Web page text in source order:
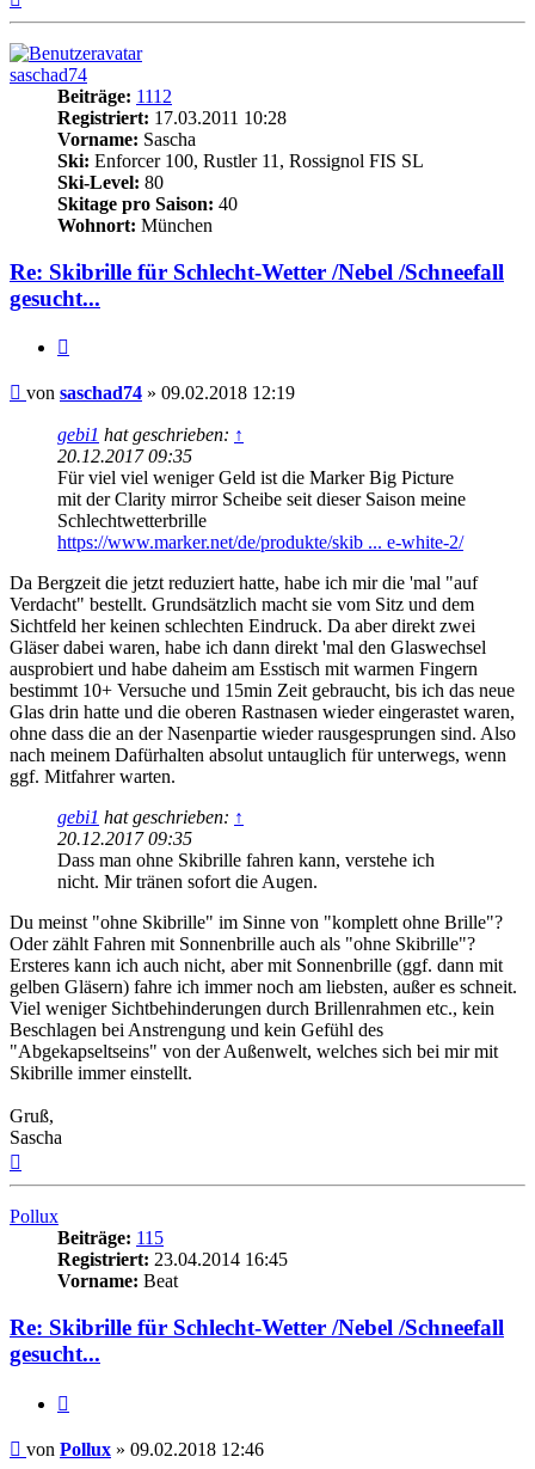
saschad74
Beiträge: 1112
Registriert: 17.03.2011 10:28
Vorname: Sascha
Ski: Enforcer 100, Rustler 11, Rossignol FIS SL
Ski-Level: 80
Skitage pro Saison: 40
Wohnort: München
Re: Skibrille für Schlecht-Wetter /Nebel /Schneefall
gesucht...
Beitrag
von saschad74 » 09.02.2018 12:19
gebi1 hat geschrieben: ↑
20.12.2017 09:35
Für viel viel weniger Geld ist die Marker Big Picture
mit der Clarity mirror Scheibe seit dieser Saison meine
Schlechtwetterbrille
https://www.marker.net/de/produkte/skib ... e-white-2/
Da Bergzeit die jetzt reduziert hatte, habe ich mir die 'mal "auf
Verdacht" bestellt. Grundsätzlich macht sie vom Sitz und dem
Sichtfeld her keinen schlechten Eindruck. Da aber direkt zwei
Gläser dabei waren, habe ich dann direkt 'mal den Glaswechsel
ausprobiert und habe daheim am Esstisch mit warmen Fingern
bestimmt 10+ Versuche und 15min Zeit gebraucht, bis ich das neue
Glas drin hatte und die oberen Rastnasen wieder eingerastet waren,
ohne dass die an der Nasenpartie wieder rausgesprungen sind. Also
nach meinem Dafürhalten absolut untauglich für unterwegs, wenn
ggf. Mitfahrer warten.
gebi1 hat geschrieben: ↑
20.12.2017 09:35
Dass man ohne Skibrille fahren kann, verstehe ich
nicht. Mir tränen sofort die Augen.
Du meinst "ohne Skibrille" im Sinne von "komplett ohne Brille"?
Oder zählt Fahren mit Sonnenbrille auch als "ohne Skibrille"?
Ersteres kann ich auch nicht, aber mit Sonnenbrille (ggf. dann mit
gelben Gläsern) fahre ich immer noch am liebsten, außer es schneit.
Viel weniger Sichtbehinderungen durch Brillenrahmen etc., kein
Beschlagen bei Anstrengung und kein Gefühl des
"Abgekapseltseins" von der Außenwelt, welches sich bei mir mit
Skibrille immer einstellt.
Gruß,
Sascha
Pollux
Beiträge: 115
Registriert: 23.04.2014 16:45
Vorname: Beat
Re: Skibrille für Schlecht-Wetter /Nebel /Schneefall
gesucht...
Beitrag
von Pollux » 09.02.2018 12:46